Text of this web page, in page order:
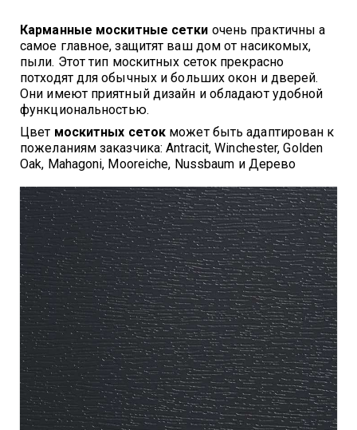
Карманные москитные сетки очень практичны а
самое главное, защитят ваш дом от насикомых,
пыли. Этот тип москитных сеток прекрасно
потходят для обычных и больших окон и дверей.
Они имеют приятный дизайн и обладают удобной
функциональностью.
Цвет москитных сеток может быть адаптирован к
пожеланиям заказчика:Antracit, Winchester, Golden
Oak, Mahagoni, Mooreiche, Nussbaum и Дерево